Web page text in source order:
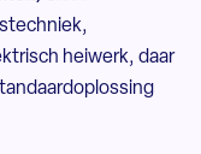
heiwerk, daar